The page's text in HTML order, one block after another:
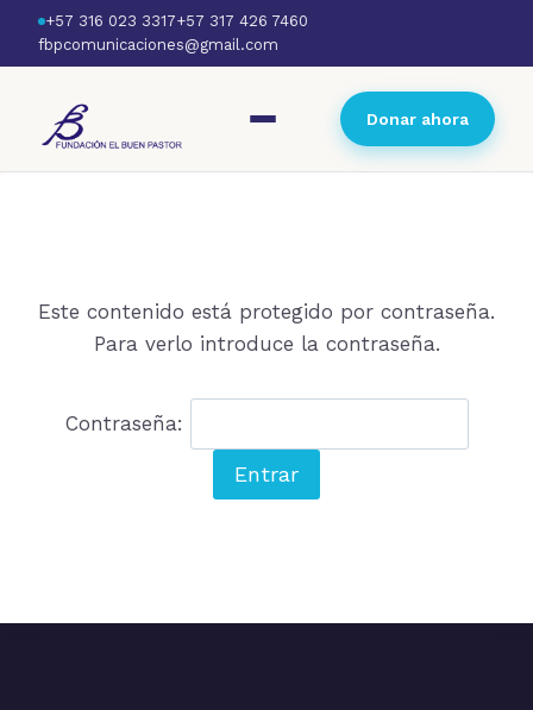
+57 316 023 3317+57 317 426 7460
fbpcomunicaciones@gmail.com
Donar ahora
Este contenido está protegido por contraseña.
Para verlo introduce la contraseña.
Contraseña: